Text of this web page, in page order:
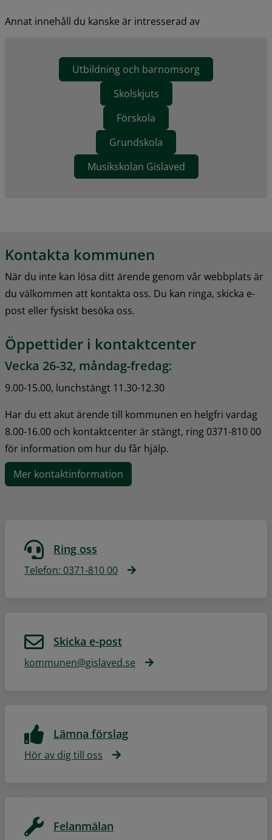
Annat innehåll du kanske är intresserad av
Utbildning och barnomsorg
Skolskjuts
Förskola
Grundskola
Musikskolan Gislaved
Kontakta kommunen
När du inte kan lösa ditt ärende genom vår webbplats är
du välkommen att kontakta oss. Du kan ringa, skicka e-
post eller fysiskt besöka oss.
Öppettider i kontaktcenter
Vecka 26-32, måndag-fredag:
9.00-15.00, lunchstängt 11.30-12.30
Har du ett akut ärende till kommunen en helgfri vardag
8.00-16.00 och kontaktcenter är stängt, ring 0371-810 00
för information om hur du får hjälp.
Mer kontaktinformation
Ring oss
Telefon: 0371-810 00
Skicka e-post
kommunen@gislaved.se
Lämna förslag
Hör av dig till oss
Felanmälan